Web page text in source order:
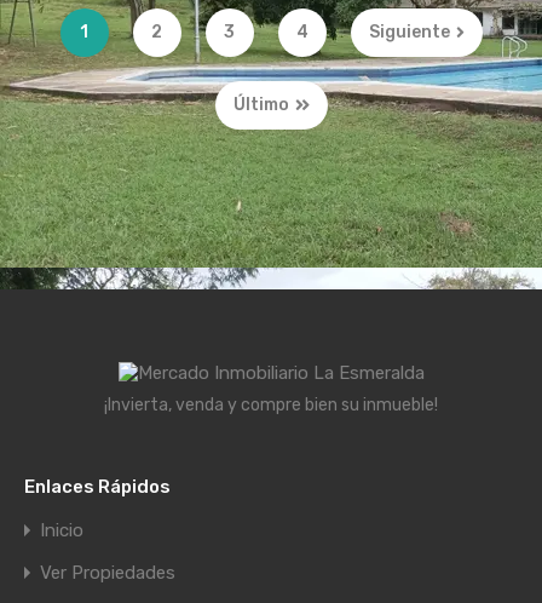
1 2 3 4 Siguiente
Último
¡Invierta, venda y compre bien su inmueble!
Enlaces Rápidos
Inicio
Ver Propiedades